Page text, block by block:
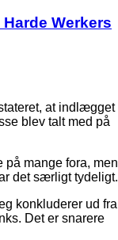
Werkers
at indlægget
blev talt med på
på mange fora, men
det særligt tydeligt.
konkluderer ud fra
Det er snarere